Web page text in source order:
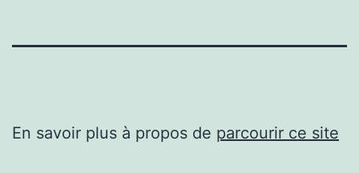
En savoir plus à propos de parcourir ce site